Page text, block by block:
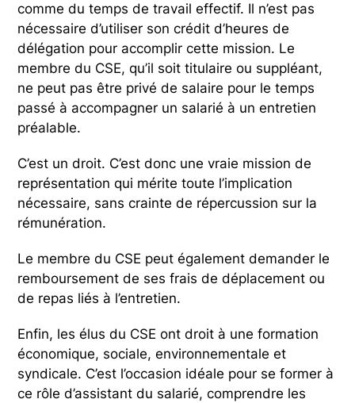
comme du temps de travail effectif. Il n’est pas
nécessaire d’utiliser son crédit d’heures de
délégation pour accomplir cette mission. Le
membre du CSE, qu’il soit titulaire ou suppléant,
ne peut pas être privé de salaire pour le temps
passé à accompagner un salarié à un entretien
préalable.
C’est un droit. C’est donc une vraie mission de
représentation qui mérite toute l’implication
nécessaire, sans crainte de répercussion sur la
rémunération.
Le membre du CSE peut également demander le
remboursement de ses frais de déplacement ou
de repas liés à l’entretien.
Enfin, les élus du CSE ont droit à une formation
économique, sociale, environnementale et
syndicale. C’est l’occasion idéale pour se former à
ce rôle d’assistant du salarié, comprendre les